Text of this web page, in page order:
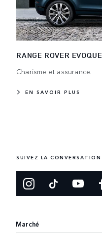
RANGE ROVER EVOQUE
Charisme et assurance.
EN SAVOIR PLUS
SUIVEZ LA CONVERSATION
Marché